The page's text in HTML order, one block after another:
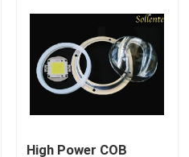
LEDHigh Power COB